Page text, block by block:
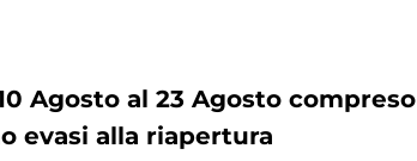
Agosto al 23 Agosto compreso
evasi alla riapertura